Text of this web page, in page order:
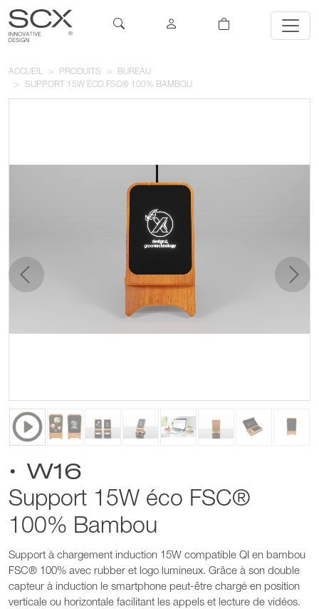
ACCUEIL PRODUITS
BUREAU
SUPPORT 15W ÉCO FSC® 100% BAMBOU
précédent
• W16
Support 15W éco FSC®
100% Bambou
Support à chargement induction 15W compatible QI en bambou
FSC® 100% avec rubber et logo lumineux. Grâce à son double
capteur à induction le smartphone peut-être chargé en position
verticale ou horizontale facilitant les appels et lecture de vidéos.